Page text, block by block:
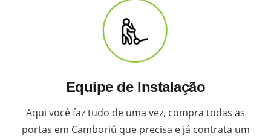
Equipe de Instalação
Aqui você faz tudo de uma vez, compra todas as
portas em Camboriú que precisa e já contrata um